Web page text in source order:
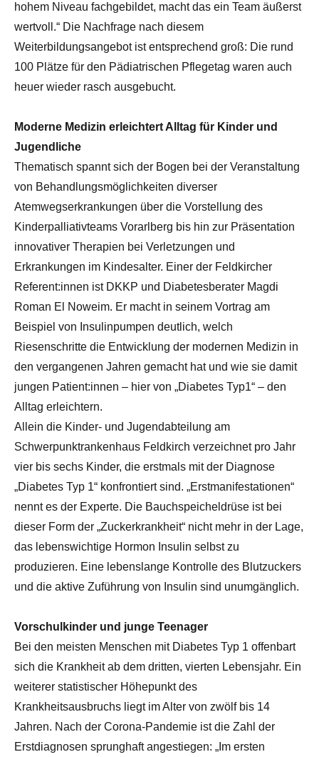
hohem Niveau fachgebildet, macht das ein Team äußerst
wertvoll.“ Die Nachfrage nach diesem
Weiterbildungsangebot ist entsprechend groß: Die rund
100 Plätze für den Pädiatrischen Pflegetag waren auch
heuer wieder rasch ausgebucht.
Moderne Medizin erleichtert Alltag für Kinder und
Jugendliche
Thematisch spannt sich der Bogen bei der Veranstaltung
von Behandlungsmöglichkeiten diverser
Atemwegserkrankungen über die Vorstellung des
Kinderpalliativteams Vorarlberg bis hin zur Präsentation
innovativer Therapien bei Verletzungen und
Erkrankungen im Kindesalter. Einer der Feldkircher
Referent:innen ist DKKP und Diabetesberater Magdi
Roman El Noweim. Er macht in seinem Vortrag am
Beispiel von Insulinpumpen deutlich, welch
Riesenschritte die Entwicklung der modernen Medizin in
den vergangenen Jahren gemacht hat und wie sie damit
jungen Patient:innen – hier von „Diabetes Typ1“ – den
Alltag erleichtern.
Allein die Kinder- und Jugendabteilung am
Schwerpunktrankenhaus Feldkirch verzeichnet pro Jahr
vier bis sechs Kinder, die erstmals mit der Diagnose
„Diabetes Typ 1“ konfrontiert sind. „Erstmanifestationen“
nennt es der Experte. Die Bauchspeicheldrüse ist bei
dieser Form der „Zuckerkrankheit“ nicht mehr in der Lage,
das lebenswichtige Hormon Insulin selbst zu
produzieren. Eine lebenslange Kontrolle des Blutzuckers
und die aktive Zuführung von Insulin sind unumgänglich.
Vorschulkinder und junge Teenager
Bei den meisten Menschen mit Diabetes Typ 1 offenbart
sich die Krankheit ab dem dritten, vierten Lebensjahr. Ein
weiterer statistischer Höhepunkt des
Krankheitsausbruchs liegt im Alter von zwölf bis 14
Jahren. Nach der Corona-Pandemie ist die Zahl der
Erstdiagnosen sprunghaft angestiegen: „Im ersten